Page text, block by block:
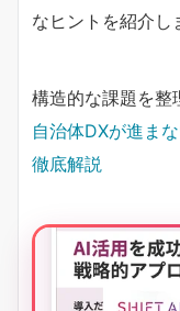
なヒントを紹介し
構造的な課題を整
自治体DXが進ま
徹底解説